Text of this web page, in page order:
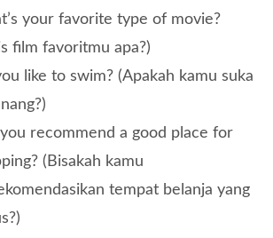
your favorite type of movie?
film favoritmu apa?)
like to swim? (Apakah kamu suka
recommend a good place for
(Bisakah kamu
tempat belanja yang